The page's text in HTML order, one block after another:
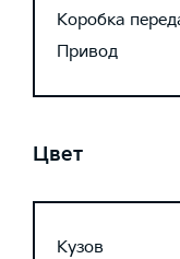
Коробка
Привод
Цвет
Кузов